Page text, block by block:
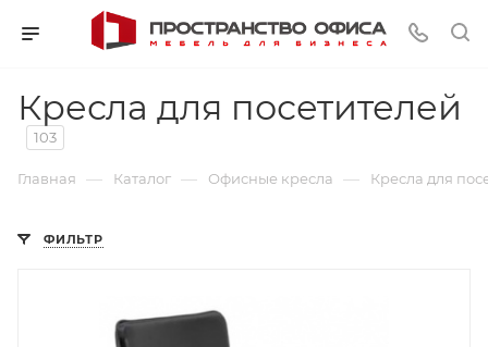
Кресла для посетителей
103
Главная — Каталог — Офисные кресла — Кресла для
ФИЛЬТР